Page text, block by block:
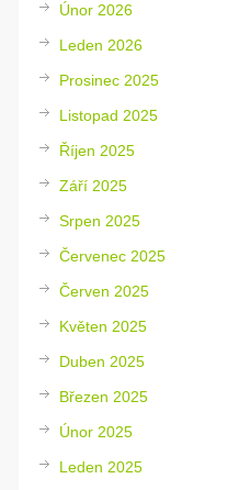
Únor 2026
Leden 2026
Prosinec 2025
Listopad 2025
Říjen 2025
Září 2025
Srpen 2025
Červenec 2025
Červen 2025
Květen 2025
Duben 2025
Březen 2025
Únor 2025
Leden 2025